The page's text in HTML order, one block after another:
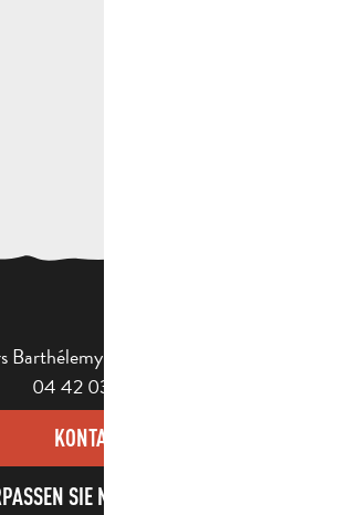
Barthélemy - 13400 Aubagne
04 42 03 49 98
KONTAKT
SIE NICHT UNSEREN